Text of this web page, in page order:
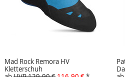
Mad Rock Remora HV
Kletterschuh